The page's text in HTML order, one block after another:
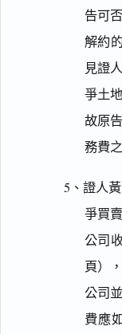
告可
解約
見證
爭土
故原
務費
5、證人
爭買
公司
頁）
公司
費應